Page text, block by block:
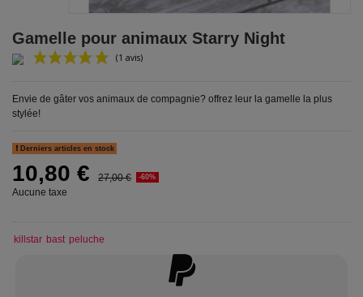
Gamelle pour animaux Starry Night
Envie de gâter vos animaux de compagnie? offrez leur la gamelle la plus
stylée!
Derniers articles en stock
10,80 € 27,00 € -60%
Aucune taxe
killstar bast peluche